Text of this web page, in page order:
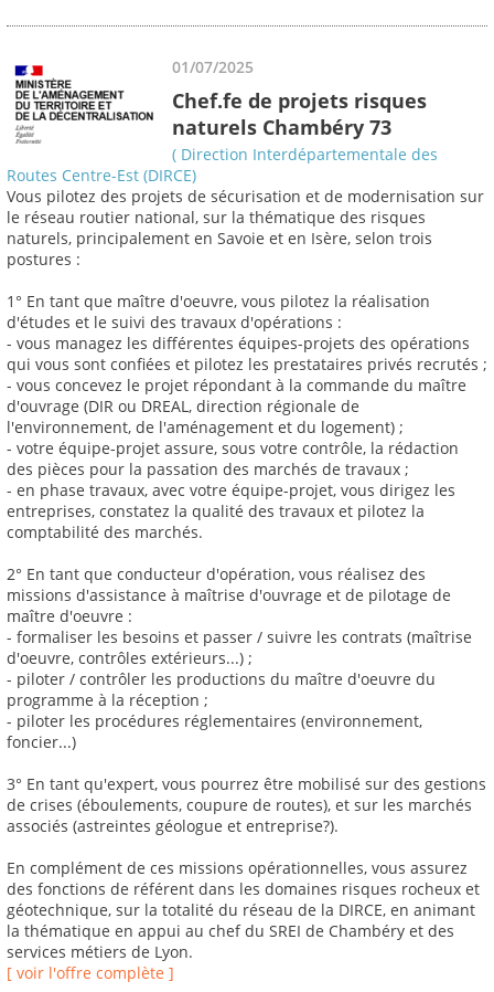
01/07/2025
Chef.fe de projets risques
naturels Chambéry 73
( Direction Interdépartementale des
Routes Centre-Est (DIRCE)
Vous pilotez des projets de sécurisation et de modernisation sur
le réseau routier national, sur la thématique des risques
naturels, principalement en Savoie et en Isère, selon trois
postures :
1° En tant que maître d'oeuvre, vous pilotez la réalisation
d'études et le suivi des travaux d'opérations :
- vous managez les différentes équipes-projets des opérations
qui vous sont confiées et pilotez les prestataires privés recrutés ;
- vous concevez le projet répondant à la commande du maître
d'ouvrage (DIR ou DREAL, direction régionale de
l'environnement, de l'aménagement et du logement) ;
- votre équipe-projet assure, sous votre contrôle, la rédaction
des pièces pour la passation des marchés de travaux ;
- en phase travaux, avec votre équipe-projet, vous dirigez les
entreprises, constatez la qualité des travaux et pilotez la
comptabilité des marchés.
2° En tant que conducteur d'opération, vous réalisez des
missions d'assistance à maîtrise d'ouvrage et de pilotage de
maître d'oeuvre :
- formaliser les besoins et passer / suivre les contrats (maîtrise
d'oeuvre, contrôles extérieurs...) ;
- piloter / contrôler les productions du maître d'oeuvre du
programme à la réception ;
- piloter les procédures réglementaires (environnement,
foncier...)
3° En tant qu'expert, vous pourrez être mobilisé sur des gestions
de crises (éboulements, coupure de routes), et sur les marchés
associés (astreintes géologue et entreprise?).
En complément de ces missions opérationnelles, vous assurez
des fonctions de référent dans les domaines risques rocheux et
géotechnique, sur la totalité du réseau de la DIRCE, en animant
la thématique en appui au chef du SREI de Chambéry et des
services métiers de Lyon.
[ voir l'offre complète ]